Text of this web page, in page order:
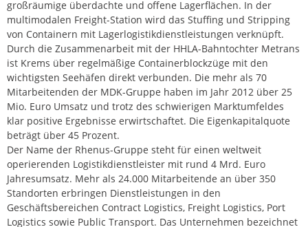
großräumige überdachte und offene Lagerflächen. In der
multimodalen Freight-Station wird das Stuffing und Stripping
von Containern mit Lagerlogistikdienstleistungen verknüpft.
Durch die Zusammenarbeit mit der HHLA-Bahntochter Metrans
ist Krems über regelmäßige Containerblockzüge mit den
wichtigsten Seehäfen direkt verbunden. Die mehr als 70
Mitarbeitenden der MDK-Gruppe haben im Jahr 2012 über 25
Mio. Euro Umsatz und trotz des schwierigen Marktumfeldes
klar positive Ergebnisse erwirtschaftet. Die Eigenkapitalquote
beträgt über 45 Prozent.
Der Name der Rhenus-Gruppe steht für einen weltweit
operierenden Logistikdienstleister mit rund 4 Mrd. Euro
Jahresumsatz. Mehr als 24.000 Mitarbeitende an über 350
Standorten erbringen Dienstleistungen in den
Geschäftsbereichen Contract Logistics, Freight Logistics, Port
Logistics sowie Public Transport. Das Unternehmen bezeichnet